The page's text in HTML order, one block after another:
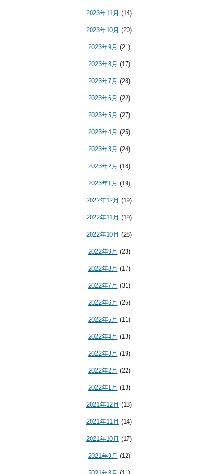
2023年11月 (14)
2023年10月 (20)
2023年9月 (21)
2023年8月 (17)
2023年7月 (28)
2023年6月 (22)
2023年5月 (27)
2023年4月 (25)
2023年3月 (24)
2023年2月 (18)
2023年1月 (19)
2022年12月 (19)
2022年11月 (19)
2022年10月 (28)
2022年9月 (23)
2022年8月 (17)
2022年7月 (31)
2022年6月 (25)
2022年5月 (11)
2022年4月 (13)
2022年3月 (19)
2022年2月 (22)
2022年1月 (13)
2021年12月 (13)
2021年11月 (14)
2021年10月 (17)
2021年9月 (12)